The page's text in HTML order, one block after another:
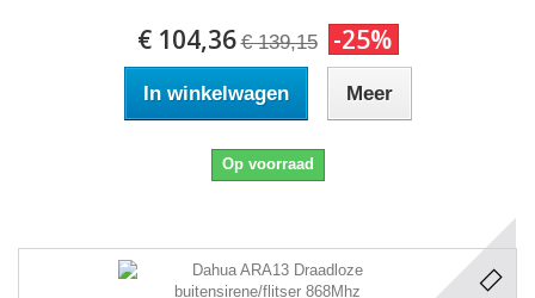
€ 104,36 € 139,15 -25%
In winkelwagen Meer
Op voorraad